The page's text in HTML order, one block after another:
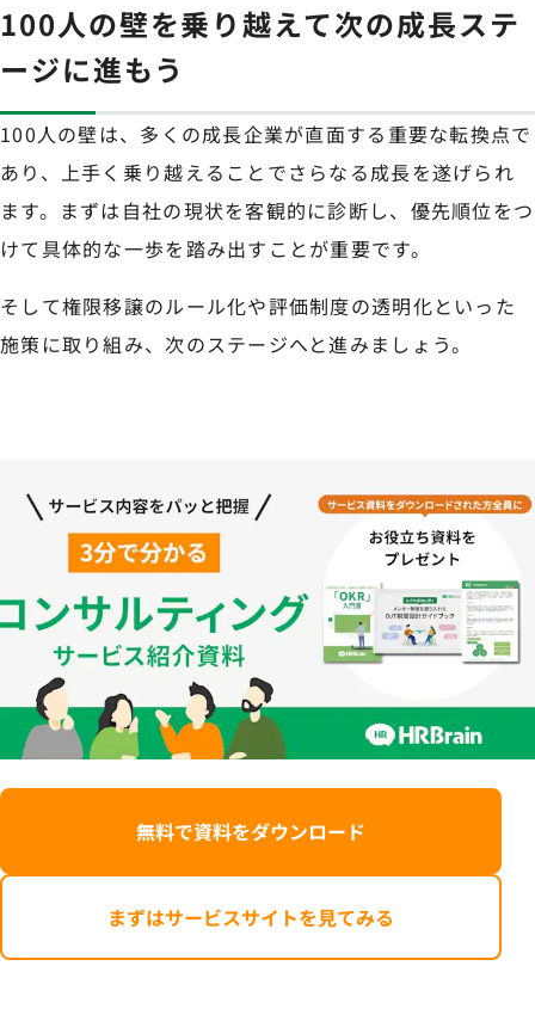
100人の壁を乗り越えて次の成長ステ
ージに進もう
100人の壁は、多くの成長企業が直面する重要な転換点で
あり、上手く乗り越えることでさらなる成長を遂げられ
ます。まずは自社の現状を客観的に診断し、優先順位をつ
けて具体的な一歩を踏み出すことが重要です。
そして権限移譲のルール化や評価制度の透明化といった
施策に取り組み、次のステージへと進みましょう。
無料で資料をダウンロード
まずはサービスサイトを見てみる